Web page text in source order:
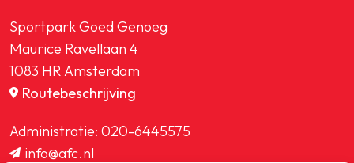
Sportpark Goed Genoeg
Maurice Ravellaan 4
1083 HR Amsterdam
Routebeschrijving
Administratie: 020-6445575
info@afc.nl